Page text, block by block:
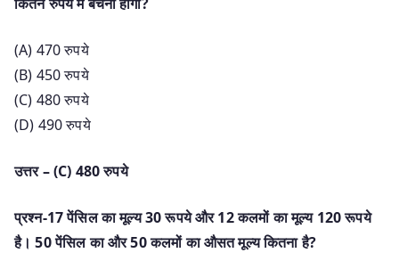
(A) 470 रुपये
(B) 450 रुपये
(C) 480 रुपये
(D) 490 रुपये
उत्तर – (C) 480 रुपये
प्रश्न-17 पेंसिल का मूल्य 30 रूपये और 12 कलमों का मूल्य 120 रूपये
है। 50 पेंसिल का और 50 कलमों का औसत मूल्य कितना है?